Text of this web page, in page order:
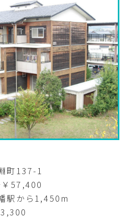
町137-1
57,400
駅から1,450m